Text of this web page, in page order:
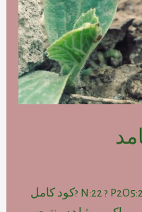
کود کامل ماکرو جامد ? N:22 ? P2O5:22 ? K2O:22 ?کود کامل